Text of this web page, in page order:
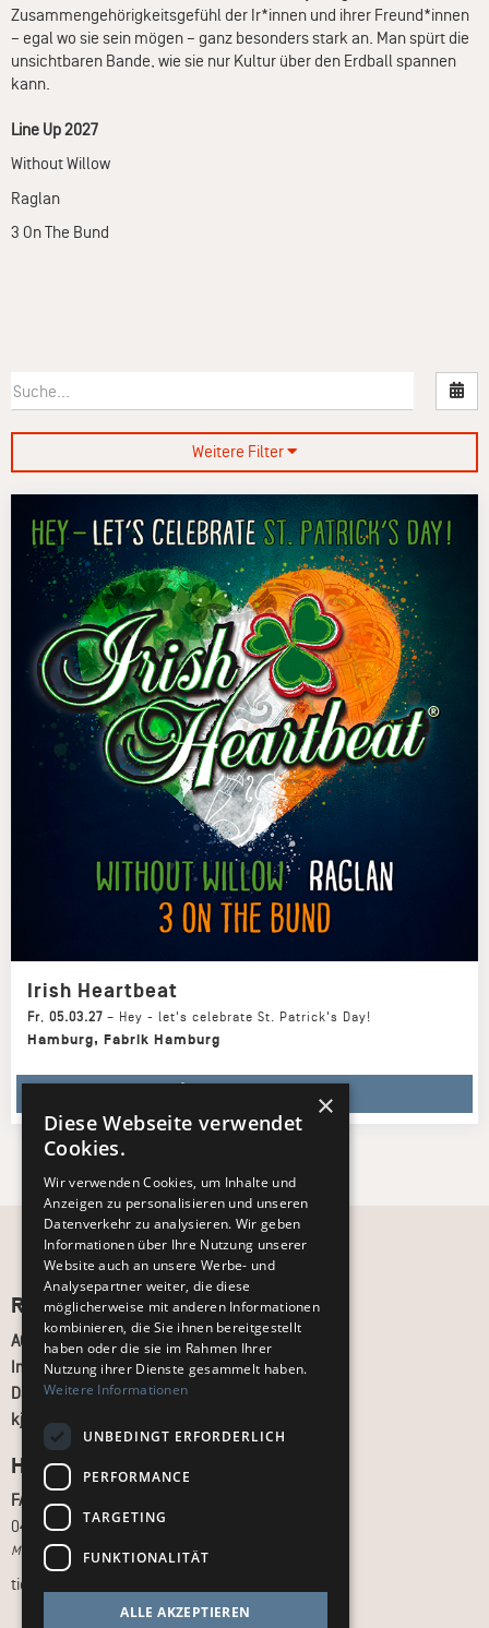
Zusammengehörigkeitsgefühl der Ir*innen und ihrer Freund*innen
– egal wo sie sein mögen – ganz besonders stark an. Man spürt die
unsichtbaren Bande, wie sie nur Kultur über den Erdball spannen
kann.
Line Up 2027
Without Willow
Raglan
3 On The Bund
Weitere Filter
Irish Heartbeat
Fr, 05.03.27 – Hey - let's celebrate St. Patrick's Day!
Hamburg, Fabrik Hamburg
Recht und Ordnung
AGB
Impressum
Datenschutz
kj.de
Hilfe & Support
FAQ
040 - 413 22 60
Montag bis Freitag, 10:00 bis 18:00 Uhr
tickets@kj.de
×
Diese Webseite verwendet
Cookies.
Wir verwenden Cookies, um Inhalte und
Anzeigen zu personalisieren und unseren
Datenverkehr zu analysieren. Wir geben
Informationen über Ihre Nutzung unserer
Website auch an unsere Werbe- und
Analysepartner weiter, die diese
möglicherweise mit anderen Informationen
kombinieren, die Sie ihnen bereitgestellt
haben oder die sie im Rahmen Ihrer
Nutzung ihrer Dienste gesammelt haben.
Weitere Informationen
UNBEDINGT ERFORDERLICH
PERFORMANCE
TARGETING
FUNKTIONALITÄT
ALLE AKZEPTIEREN